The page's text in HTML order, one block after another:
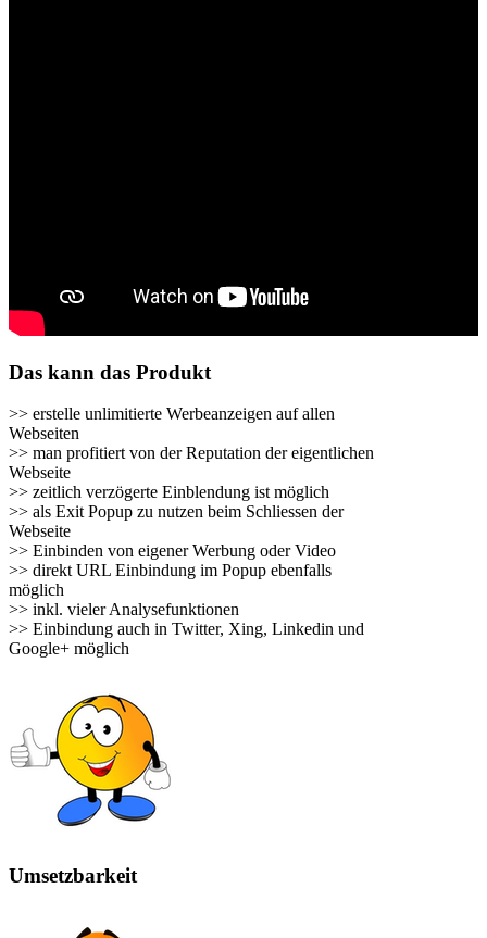
Das kann das Produkt
>> erstelle unlimitierte Werbeanzeigen auf allen
Webseiten
>> man profitiert von der Reputation der eigentlichen
Webseite
>> zeitlich verzögerte Einblendung ist möglich
>> als Exit Popup zu nutzen beim Schliessen der
Webseite
>> Einbinden von eigener Werbung oder Video
>> direkt URL Einbindung im Popup ebenfalls
möglich
>> inkl. vieler Analysefunktionen
>> Einbindung auch in Twitter, Xing, Linkedin und
Google+ möglich
Umsetzbarkeit